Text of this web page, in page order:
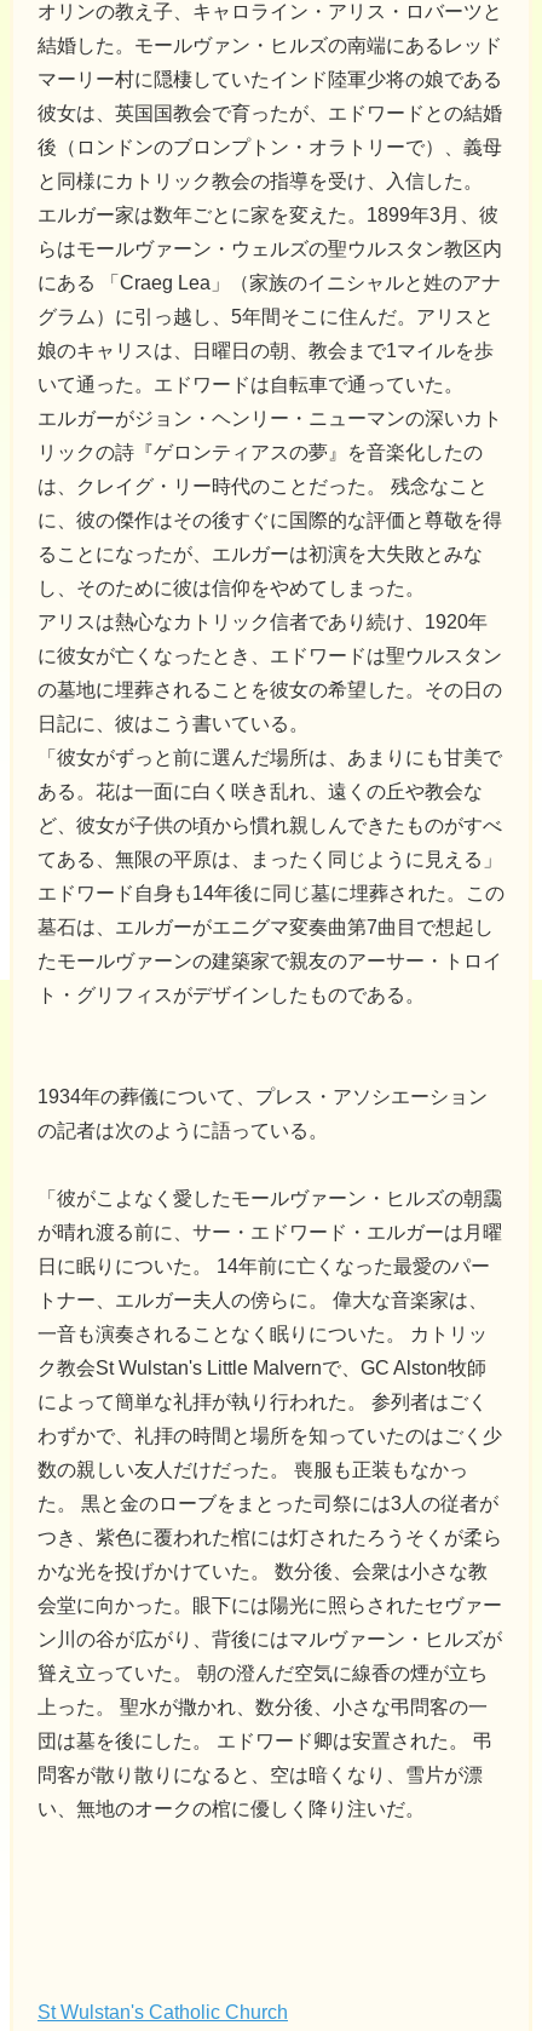
オリンの教え子、キャロライン・アリス・ロバーツと
結婚した。モールヴァン・ヒルズの南端にあるレッド
マーリー村に隠棲していたインド陸軍少将の娘である
彼女は、英国国教会で育ったが、エドワードとの結婚
後（ロンドンのブロンプトン・オラトリーで）、義母
と同様にカトリック教会の指導を受け、入信した。
エルガー家は数年ごとに家を変えた。1899年3月、彼
らはモールヴァーン・ウェルズの聖ウルスタン教区内
にある 「Craeg Lea」（家族のイニシャルと姓のアナ
グラム）に引っ越し、5年間そこに住んだ。アリスと
娘のキャリスは、日曜日の朝、教会まで1マイルを歩
いて通った。エドワードは自転車で通っていた。
エルガーがジョン・ヘンリー・ニューマンの深いカト
リックの詩『ゲロンティアスの夢』を音楽化したの
は、クレイグ・リー時代のことだった。 残念なこと
に、彼の傑作はその後すぐに国際的な評価と尊敬を得
ることになったが、エルガーは初演を大失敗とみな
し、そのために彼は信仰をやめてしまった。
アリスは熱心なカトリック信者であり続け、1920年
に彼女が亡くなったとき、エドワードは聖ウルスタン
の墓地に埋葬されることを彼女の希望した。その日の
日記に、彼はこう書いている。
「彼女がずっと前に選んだ場所は、あまりにも甘美で
ある。花は一面に白く咲き乱れ、遠くの丘や教会な
ど、彼女が子供の頃から慣れ親しんできたものがすべ
てある、無限の平原は、まったく同じように見える」
エドワード自身も14年後に同じ墓に埋葬された。この
墓石は、エルガーがエニグマ変奏曲第7曲目で想起し
たモールヴァーンの建築家で親友のアーサー・トロイ
ト・グリフィスがデザインしたものである。
1934年の葬儀について、プレス・アソシエーション
の記者は次のように語っている。
「彼がこよなく愛したモールヴァーン・ヒルズの朝靄
が晴れ渡る前に、サー・エドワード・エルガーは月曜
日に眠りについた。 14年前に亡くなった最愛のパー
トナー、エルガー夫人の傍らに。 偉大な音楽家は、
一音も演奏されることなく眠りについた。 カトリッ
ク教会St Wulstan's Little Malvernで、GC Alston牧師
によって簡単な礼拝が執り行われた。 参列者はごく
わずかで、礼拝の時間と場所を知っていたのはごく少
数の親しい友人だけだった。 喪服も正装もなかっ
た。 黒と金のローブをまとった司祭には3人の従者が
つき、紫色に覆われた棺には灯されたろうそくが柔ら
かな光を投げかけていた。 数分後、会衆は小さな教
会堂に向かった。眼下には陽光に照らされたセヴァー
ン川の谷が広がり、背後にはマルヴァーン・ヒルズが
聳え立っていた。 朝の澄んだ空気に線香の煙が立ち
上った。 聖水が撒かれ、数分後、小さな弔問客の一
団は墓を後にした。 エドワード卿は安置された。 弔
問客が散り散りになると、空は暗くなり、雪片が漂
い、無地のオークの棺に優しく降り注いだ。
St Wulstan's Catholic Church